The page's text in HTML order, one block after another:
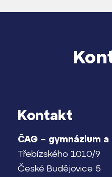
Kontakt
ČAG – gymnázium
Třebízského 1010/9
České Budějovice 5